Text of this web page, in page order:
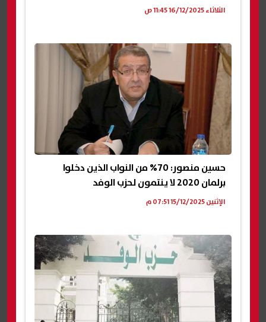
الثلاثاء 16/12/2025 11:45 ص
حسين منصور: 70% من النواب الذين دخلوا
برلمان 2020 لا ينتمون لحزب الوفد
الإثنين 15/12/2025 07:51 م